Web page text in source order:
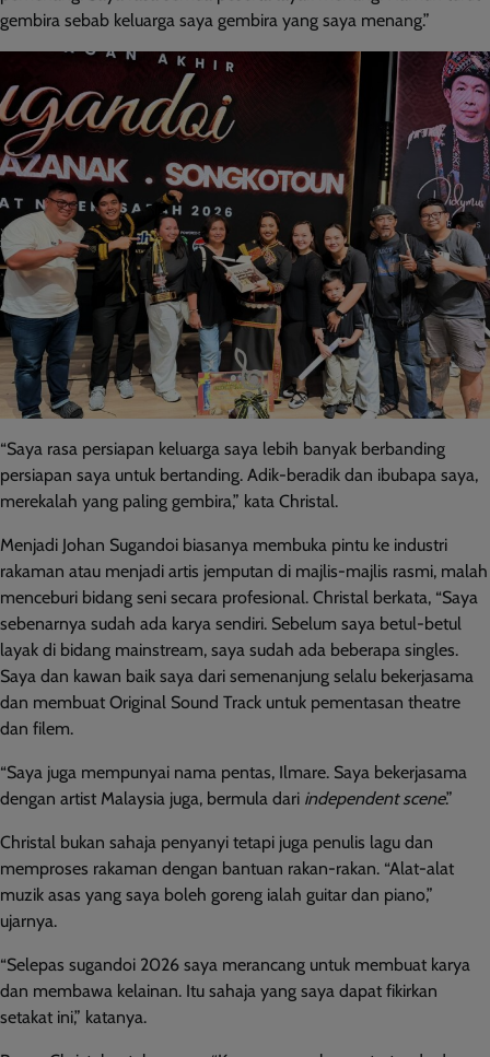
gembira sebab keluarga saya gembira yang saya menang.”
“Saya rasa persiapan keluarga saya lebih banyak berbanding
persiapan saya untuk bertanding. Adik-beradik dan ibubapa saya,
merekalah yang paling gembira,” kata Christal.
Menjadi Johan Sugandoi biasanya membuka pintu ke industri
rakaman atau menjadi artis jemputan di majlis-majlis rasmi, malah
menceburi bidang seni secara profesional. Christal berkata, “Saya
sebenarnya sudah ada karya sendiri. Sebelum saya betul-betul
layak di bidang mainstream, saya sudah ada beberapa singles.
Saya dan kawan baik saya dari semenanjung selalu bekerjasama
dan membuat Original Sound Track untuk pementasan theatre
dan filem.
“Saya juga mempunyai nama pentas, Ilmare. Saya bekerjasama
dengan artist Malaysia juga, bermula dari independent scene.”
Christal bukan sahaja penyanyi tetapi juga penulis lagu dan
memproses rakaman dengan bantuan rakan-rakan. “Alat-alat
muzik asas yang saya boleh goreng ialah guitar dan piano,”
ujarnya.
“Selepas sugandoi 2026 saya merancang untuk membuat karya
dan membawa kelainan. Itu sahaja yang saya dapat fikirkan
setakat ini,” katanya.